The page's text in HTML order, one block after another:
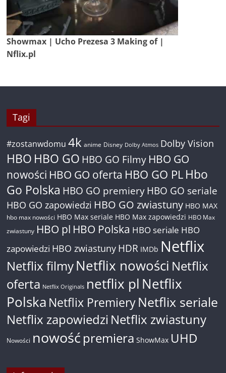
Showmax | Ucho Prezesa 3 Making of |
Nflix.pl
Tagi
#zostanwdomu 4k anime Disney Dolby Atmos Dolby Vision
HBO HBO GO HBO GO Filmy HBO GO
nowości HBO GO oferta HBO GO PL Hbo
Go Polska HBO GO premiery HBO GO seriale
HBO GO zapowiedzi HBO GO zwiastuny HBO MAX
hbo max nowości HBO Max seriale HBO Max zapowiedzi HBO Max
zwiastuny HBO pl HBO Polska HBO seriale HBO
zapowiedzi HBO zwiastuny HDR IMDb Netflix
Netflix filmyNetflix nowości Netflix
oferta Netflix Originals netflix pl Netflix
Polska Netflix PremieryNetflix seriale
Netflix zapowiedzi Netflix zwiastuny
Nowości nowość premiera ShowMax UHD